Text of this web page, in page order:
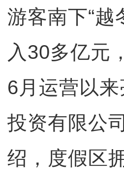
游客南下“越
入30多亿元
6月运营以
投资有限公
绍，度假区